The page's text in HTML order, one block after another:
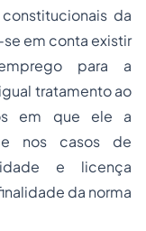
da
em conta existir
para a
tratamento ao
em que ele a
nos casos de
e licença
da norma